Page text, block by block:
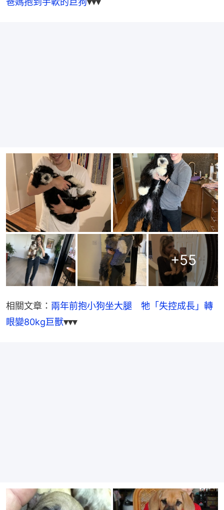
+55
相關文章： 兩年前抱小狗坐大腿　牠「失控成長」轉
眼變80kg巨獸▾▾▾